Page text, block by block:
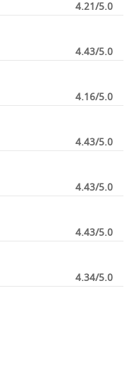
4.21/5.0
4.43/5.0
4.16/5.0
4.43/5.0
4.43/5.0
4.43/5.0
4.34/5.0